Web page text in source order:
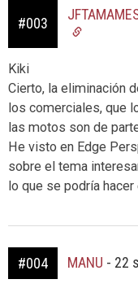
#003
Kiki
Cierto, la eliminación
los comerciales, que
las motos son de
He visto en Edge
sobre el tema
lo que se podría
#004 MANU - 22